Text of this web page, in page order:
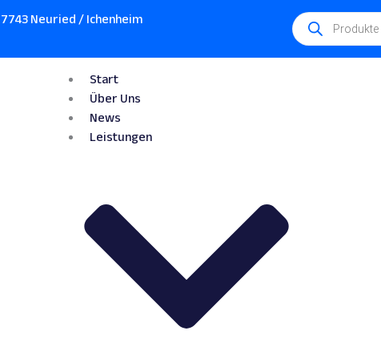
Neuried / Ichenheim
Products
search
Start
Über Uns
News
Leistungen